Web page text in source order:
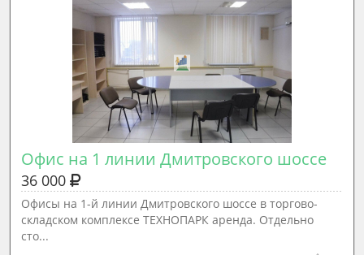
Офис на 1 линии Дмитровского шоссе
36 000
Офисы на 1-й линии Дмитровского шоссе в торгово-
складском комплексе ТЕХНОПАРК аренда. Отдельно
сто...